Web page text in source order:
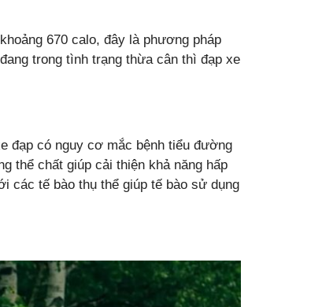
670 calo, đây là phương pháp
trong tình trạng thừa cân thì đạp xe
đạp có nguy cơ mắc bệnh tiểu đường
thể chất giúp cải thiện khả năng hấp
các tế bào thụ thể giúp tế bào sử dụng